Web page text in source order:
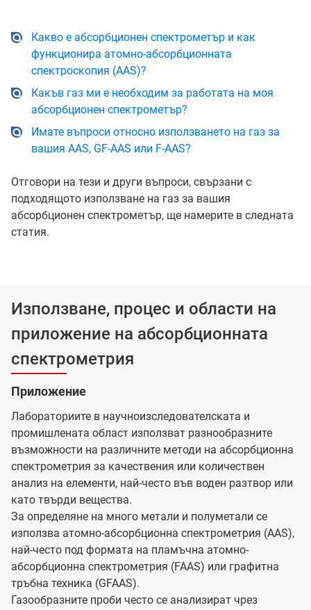
Какво е абсорбционен спектрометър и как
функционира атомно-абсорбционната
спектроскопия (AAS)?
Какъв газ ми е необходим за работата на моя
абсорбционен спектрометър?
Имате въпроси относно използването на газ за
вашия AAS, GF-AAS или F-AAS?
Отговори на тези и други въпроси, свързани с
подходящото използване на газ за вашия
абсорбционен спектрометър, ще намерите в следната
статия.
Използване, процес и области на
приложение на абсорбционната
спектрометрия
Приложение
Лабораториите в научноизследователската и
промишлената област използват разнообразните
възможности на различните методи на абсорбционна
спектрометрия за качествения или количествен
анализ на елементи, най-често във воден разтвор или
като твърди вещества.
За определяне на много метали и полуметали се
използва атомно-абсорбционна спектрометрия (AAS),
най-често под формата на пламъчна атомно-
абсорбционна спектрометрия (FAAS) или графитна
тръбна техника (GFAAS).
Газообразните проби често се анализират чрез